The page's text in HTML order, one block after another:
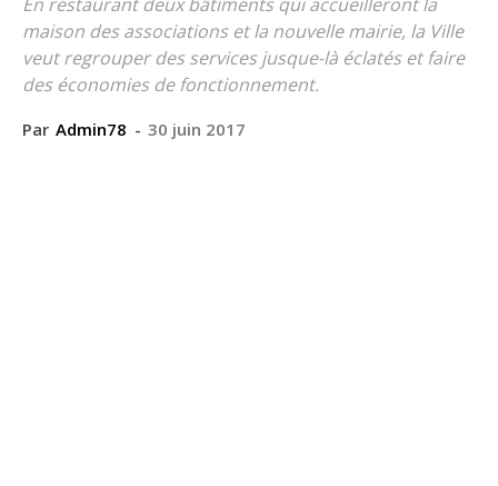
maison des associations et la nouvelle mairie, la Ville
veut regrouper des services jusque-là éclatés et faire
des économies de fonctionnement.
Par Admin78 - 30 juin 2017